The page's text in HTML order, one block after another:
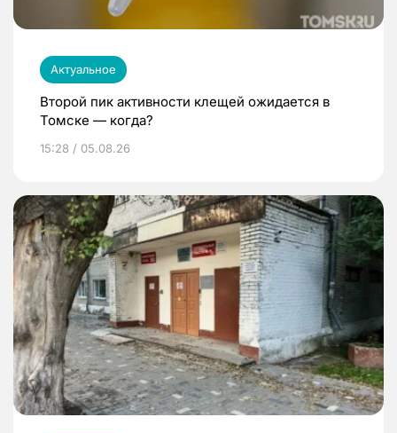
Актуальное
Второй пик активности клещей ожидается в
Томске — когда?
15:28 / 05.08.26